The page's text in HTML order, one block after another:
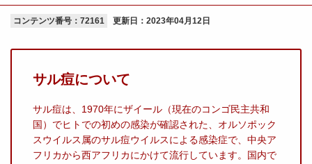
コンテンツ番号：72161 更新日： 2023年04月12日
サル痘について
サル痘は、1970年にザイール（現在のコンゴ民主共和
国）でヒトでの初めの感染が確認された、オルソポック
スウイルス属のサル痘ウイルスによる感染症で、中央ア
フリカから西アフリカにかけて流行しています。国内で